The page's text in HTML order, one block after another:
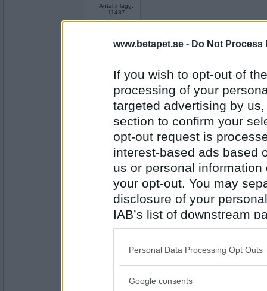
www.betapet.se - Do Not Process
If you wish to opt-out of
processing of your
targeted advertising by
section to confirm your
opt-out request is
interest-based ads based
us or personal
your opt-out. You may
disclosure of your
IAB’s list of downstream
also be disclosed by us
Downstream Participants
Please note that this
Personal Data Processing Opt Outs
Google consents
Antal inlägg:
11487
Antal inlägg:
3423
Skavank
Prärieklocka
Antal inlägg:
11487
Karavan
Benny57
Antal inlägg: